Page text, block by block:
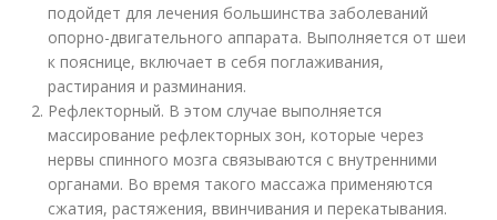
подойдет для лечения большинства заболеваний
опорно-двигательного аппарата. Выполняется от шеи
к пояснице, включает в себя поглаживания,
растирания и разминания.
Рефлекторный. В этом случае выполняется
массирование рефлекторных зон, которые через
нервы спинного мозга связываются с внутренними
органами. Во время такого массажа применяются
сжатия, растяжения, ввинчивания и перекатывания.